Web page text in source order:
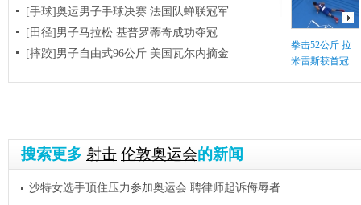
[手球]奥运男子手球决赛 法国队蝉联冠军
[田径]男子马拉松 基普罗蒂奇成功夺冠
[摔跤]男子自由式96公斤 美国瓦尔内摘金
拳击52公斤 拉
米雷斯获首冠
搜索更多 射击 伦敦奥运会的新闻
沙特女选手顶住压力参加奥运会 聘律师起诉侮辱者